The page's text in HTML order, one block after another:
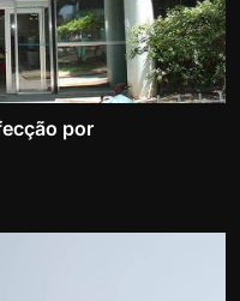
por